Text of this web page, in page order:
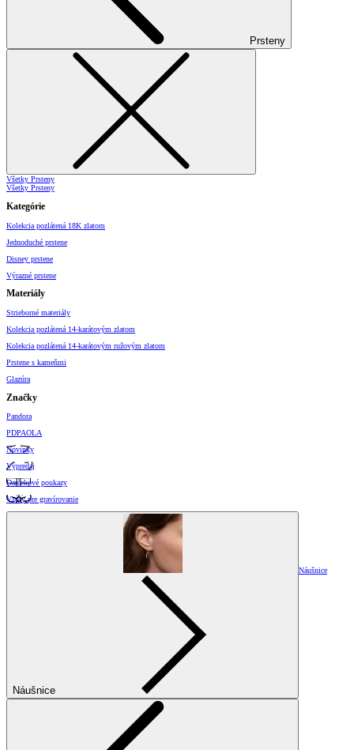
Prsteny
Všetky Prsteny
Všetky Prsteny
Kategórie
Kolekcia pozlátená 18K zlatom
Jednoduché prstene
Disney prstene
Výrazné prstene
Materiály
Strieborné materiály
Kolekcia pozlátená 14-karátovým zlatom
Kolekcia pozlátená 14-karátovým ružovým zlatom
Prstene s kameňmi
Glazúra
Značky
Pandora
PDPAOLA
Novinky
Výpredaj
Darčekové poukazy
Vzory pre gravírovanie
Náušnice
Náušnice